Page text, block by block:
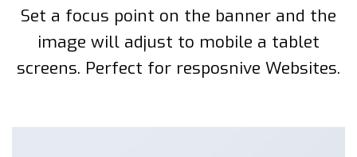
Set a focus point on the banner and the
image will adjust to mobile a tablet
screens. Perfect for resposnive Websites.